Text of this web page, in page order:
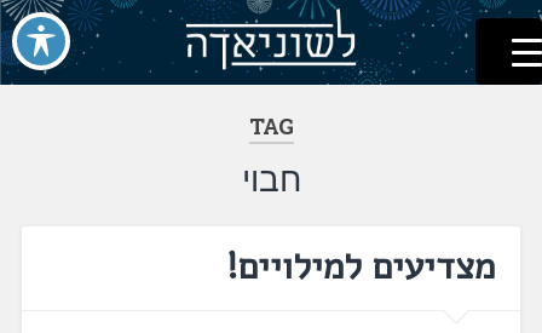
דלג
לתוכן
לשוניאדה
עברית. לשון. שפה
TAG
חבוי
מצדיעים למילויים!